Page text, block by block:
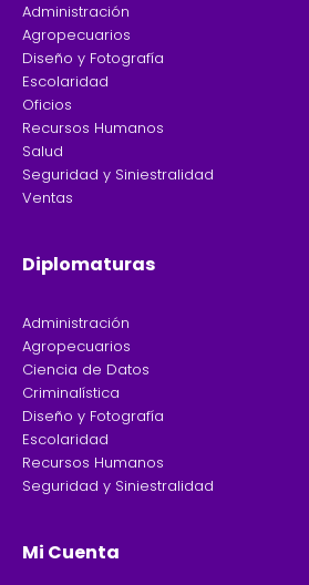
Administración
Agropecuarios
Diseño y Fotografía
Escolaridad
Oficios
Recursos Humanos
Salud
Seguridad y Siniestralidad
Ventas
Diplomaturas
Administración
Agropecuarios
Ciencia de Datos
Criminalística
Diseño y Fotografía
Escolaridad
Recursos Humanos
Seguridad y Siniestralidad
Mi Cuenta